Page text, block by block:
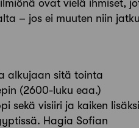
ovat vielä ihmiset,
– jos ei muuten niin
alkujaan sitä tointa
(2600-luku eaa.)
sekä visiiri ja kaiken lisäksi
Hagia Sofian